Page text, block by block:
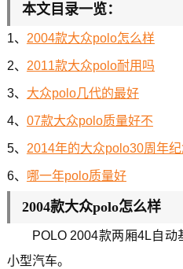
本文目录一览：
1、 2004款大众polo怎么样
2、 2011款大众polo耐用吗
3、 大众polo几代的最好
4、 07款大众polo质量好不
5、 2014年的大众polo30周年
6、 哪一年polo质量好
2004款大众polo怎么样
POLO 2004款两厢4L自
小型汽车。